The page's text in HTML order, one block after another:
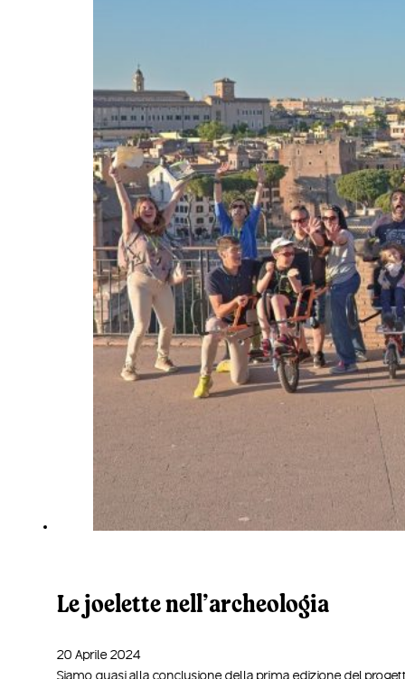
Le joelette nell’archeologia
20 Aprile 2024
Siamo quasi alla conclusione della prima edizione del